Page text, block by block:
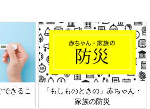
きるこ
「もしものときの」赤ちゃん・
家族の防災